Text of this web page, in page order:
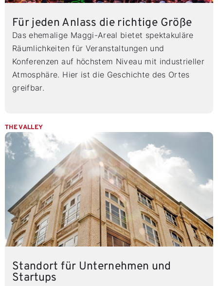
Für jeden Anlass die richtige Größe
Das ehemalige Maggi-Areal bietet spektakuläre
Räumlichkeiten für Veranstaltungen und
Konferenzen auf höchstem Niveau mit industrieller
Atmosphäre. Hier ist die Geschichte des Ortes
greifbar.
THE VALLEY
Standort für Unternehmen und
Startups